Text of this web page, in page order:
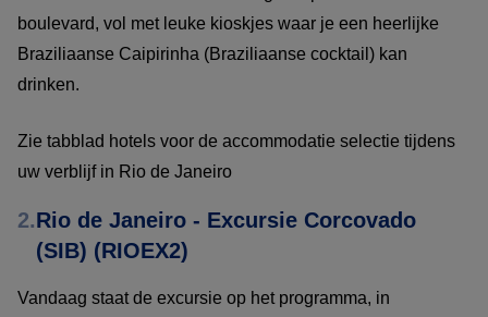
boulevard, vol met leuke kioskjes waar je een heerlijke
Braziliaanse Caipirinha (Braziliaanse cocktail) kan
drinken.
Zie tabblad hotels voor de accommodatie selectie tijdens
uw verblijf in Rio de Janeiro
2.Rio de Janeiro - Excursie Corcovado
(SIB) (RIOEX2)
Vandaag staat de excursie op het programma, in